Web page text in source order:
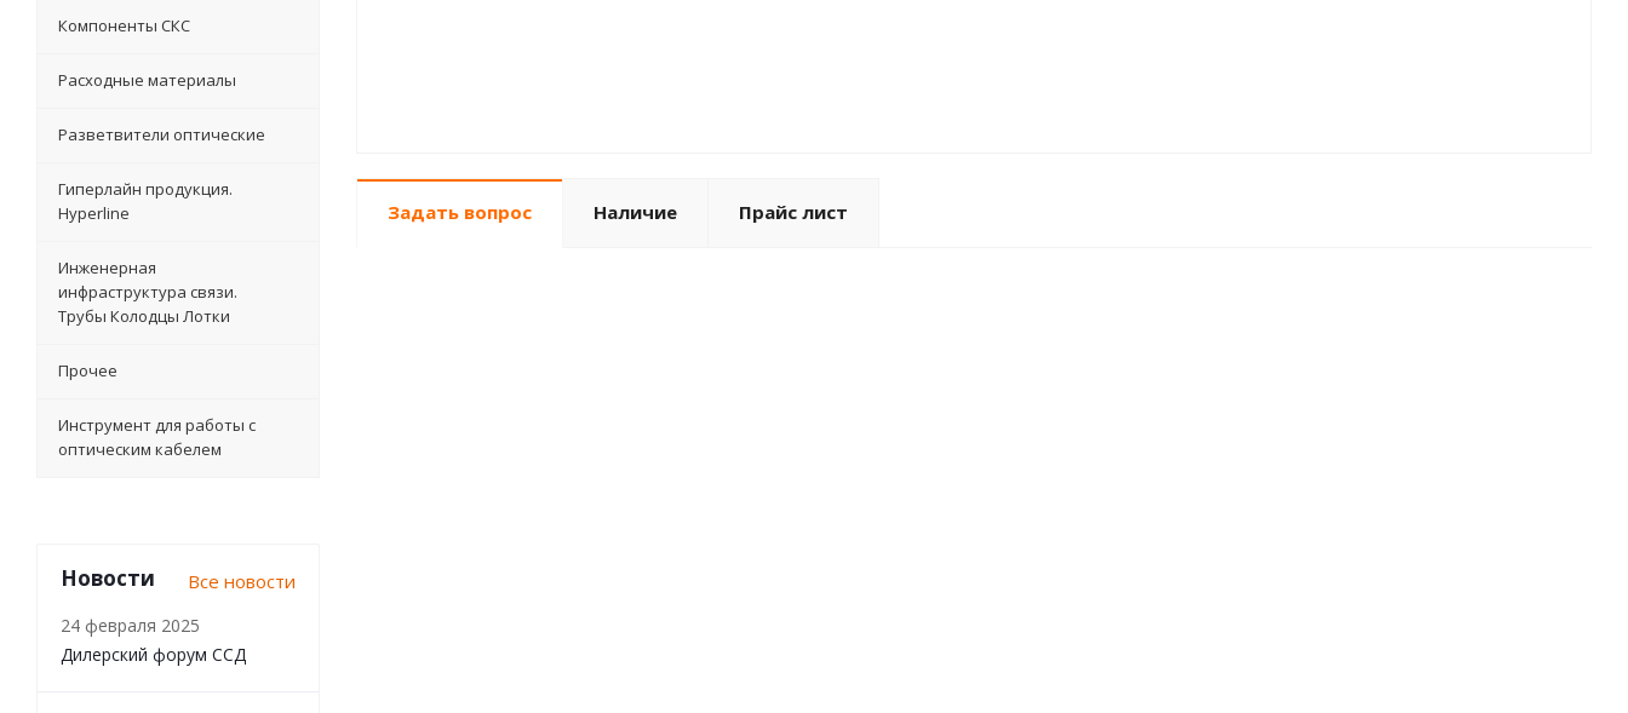
Задать вопрос Наличие Прайс лист
Компоненты СКС
Расходные материалы
Разветвители оптические
Гиперлайн продукция.
Hyperline
Инженерная
инфраструктура связи.
Трубы Колодцы Лотки
Прочее
Инструмент для работы с
оптическим кабелем
Новости Все новости
24 февраля 2025
Дилерский форум ССД